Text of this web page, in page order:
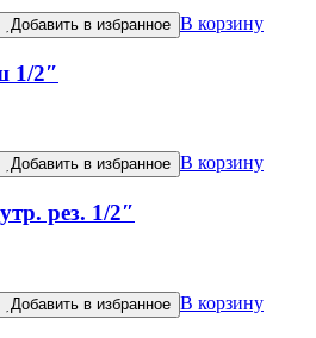
Добавить в избранное В корзину
1/2″
Добавить в избранное В корзину
рез. 1/2″
Добавить в избранное В корзину